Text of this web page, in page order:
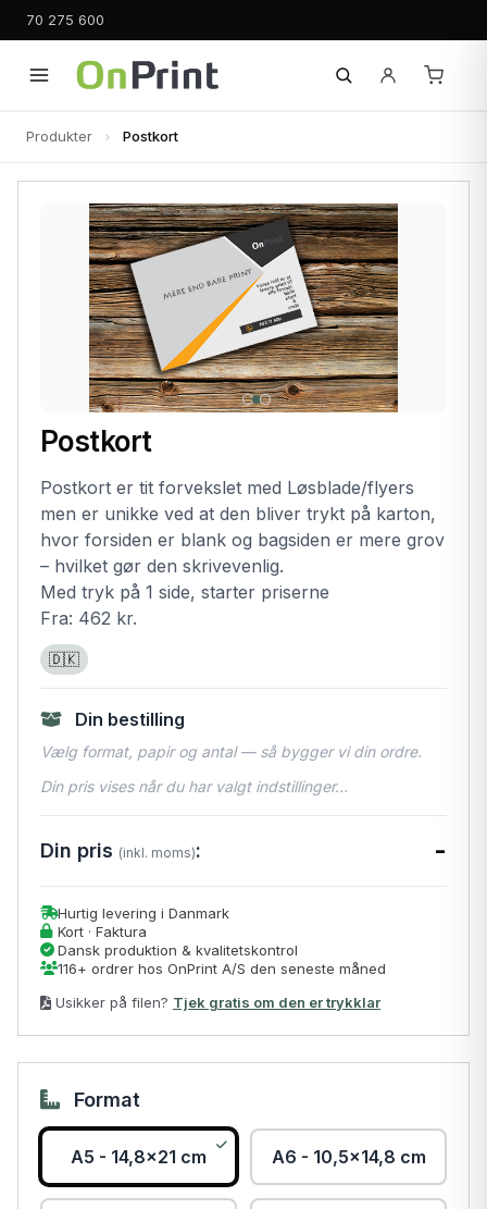
70 275 600
Produkter Postkort
Postkort
Postkort er tit forvekslet med Løsblade/flyers
men er unikke ved at den bliver trykt på karton,
hvor forsiden er blank og bagsiden er mere grov
– hvilket gør den skrivevenlig.
Med tryk på 1 side, starter priserne
Fra: 462 kr.
🇩🇰
Din bestilling
Vælg format, papir og antal — så bygger vi din ordre.
Din pris vises når du har valgt indstillinger…
Din pris (inkl. moms): -
Hurtig levering i Danmark
Kort · Faktura
Dansk produktion & kvalitetskontrol
116+ ordrer hos OnPrint A/S den seneste måned
Usikker på filen? Tjek gratis om den er trykklar
Format
A5 - 14,8x21 cm A6 - 10,5x14,8 cm